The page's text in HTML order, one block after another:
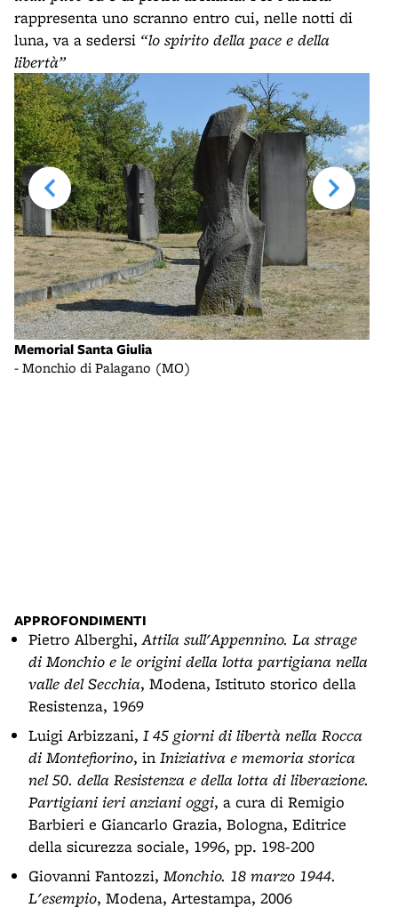
rappresenta uno scranno entro cui, nelle notti di
luna, va a sedersi “lo spirito della pace e della
libertà”
Memorial Santa Giulia
- Monchio di Palagano (MO)
APPROFONDIMENTI
Pietro Alberghi,Attila sull'Appennino. La strage
di Monchio e le origini della lotta partigiana nella
valle del Secchia, Modena, Istituto storico della
Resistenza, 1969
Luigi Arbizzani, I 45 giorni di libertà nella Rocca
di Montefiorino, in Iniziativa e memoria storica
nel 50. della Resistenza e della lotta di liberazione.
Partigiani ieri anziani oggi, a cura di Remigio
Barbieri e Giancarlo Grazia, Bologna, Editrice
della sicurezza sociale, 1996, pp. 198-200
Giovanni Fantozzi, Monchio. 18 marzo 1944.
L'esempio, Modena, Artestampa, 2006